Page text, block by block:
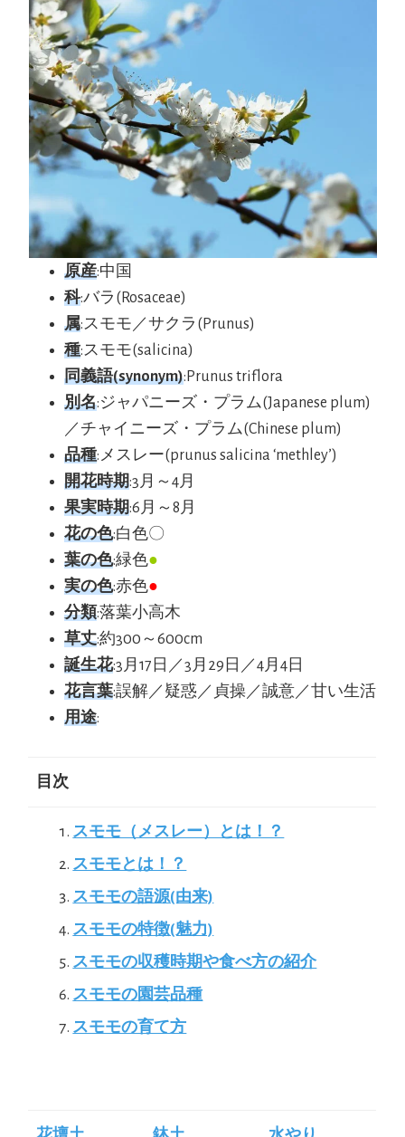
原産:中国
科:バラ(Rosaceae)
属:スモモ／サクラ(Prunus)
種:スモモ(salicina)
同義語(synonym):Prunus triflora
別名:ジャパニーズ・プラム(Japanese plum)
／チャイニーズ・プラム(Chinese plum)
品種:メスレー(prunus salicina ‘methley’)
開花時期:3月～4月
果実時期:6月～8月
花の色:白色〇
葉の色:緑色●
実の色:赤色●
分類:落葉小高木
草丈:約300～600cm
誕生花:3月17日／3月29日／4月4日
花言葉:誤解／疑惑／貞操／誠意／甘い生活
用途:
目次
スモモ（メスレー）とは！？
スモモとは！？
スモモの語源(由来)
スモモの特徴(魅力)
スモモの収穫時期や食べ方の紹介
スモモの園芸品種
スモモの育て方